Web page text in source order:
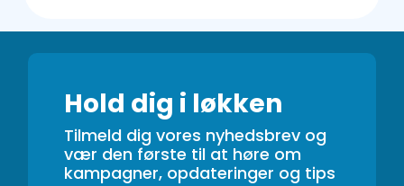
Hold dig i løkken
Tilmeld dig vores nyhedsbrev og
vær den første til at høre om
kampagner, opdateringer og tips